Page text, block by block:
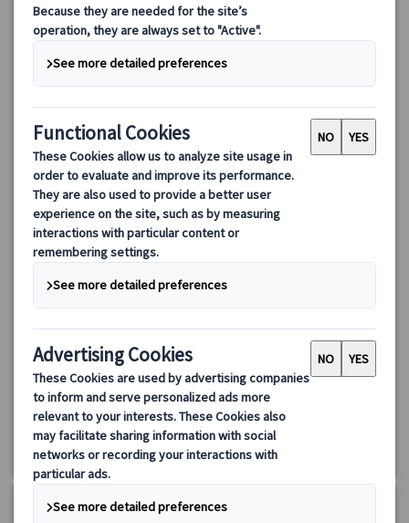
ピサの斜塔 午後ツアー・入場付き（フィレンツェ発・日本語
公認ガイド付き）
フィレンツェ発、ピサの斜塔観光午後ツアー。日本語ガイドが案
内する世界遺産ピサ斜塔への予約入場チケット付き。約270段を登
って絶景を楽しみ、ドゥオーモや洗礼堂も見学。フリータイムで
火・木曜日、7/4、8/8・12・15、9/5、11/14・16・25・29、
12/19・20・26・30、1/1、2/13・14・20・21、3/13・14・20・
21・31
(除外日は空席カレンダーをご確認ください)
最少催行人数 1名様～
約5時間